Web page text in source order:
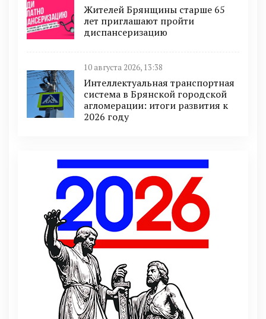
Жителей Брянщины старше 65
лет приглашают пройти
диспансеризацию
10 августа 2026, 13:38
Интеллектуальная транспортная
система в Брянской городской
агломерации: итоги развития к
2026 году